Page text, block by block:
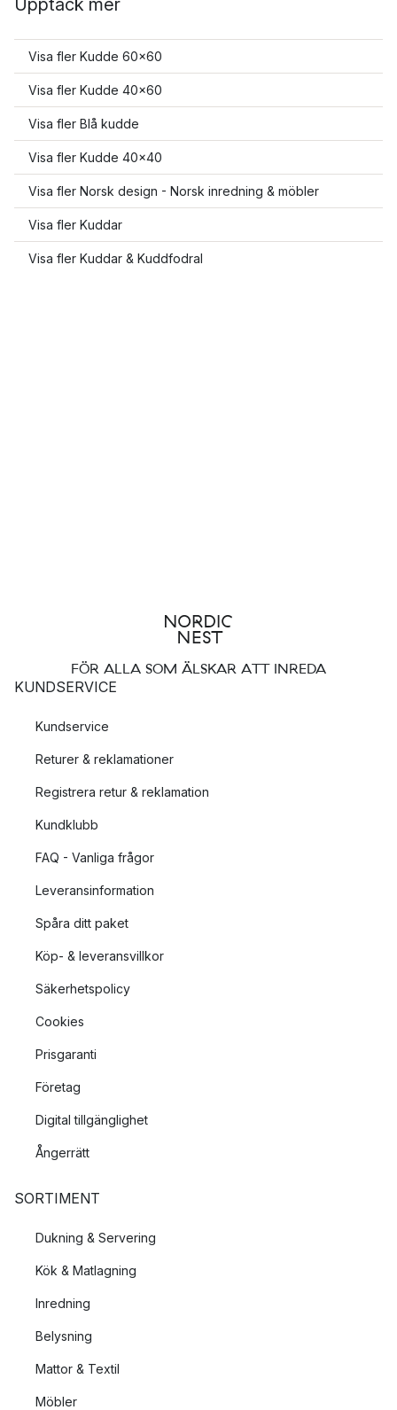
Upptäck mer
Visa fler Kudde 60x60
Visa fler Kudde 40x60
Visa fler Blå kudde
Visa fler Kudde 40x40
Visa fler Norsk design - Norsk inredning & möbler
Visa fler Kuddar
Visa fler Kuddar & Kuddfodral
FÖR ALLA SOM ÄLSKAR ATT INREDA
KUNDSERVICE
Kundservice
Returer & reklamationer
Registrera retur & reklamation
Kundklubb
FAQ - Vanliga frågor
Leveransinformation
Spåra ditt paket
Köp- & leveransvillkor
Säkerhetspolicy
Cookies
Prisgaranti
Företag
Digital tillgänglighet
Ångerrätt
SORTIMENT
Dukning & Servering
Kök & Matlagning
Inredning
Belysning
Mattor & Textil
Möbler